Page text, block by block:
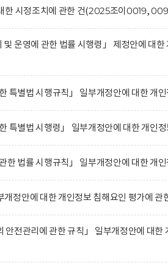
한 시정조치에 관한 건(2025조이0019,
운영에 관한 법률 시행령」 제정안에 대
특별법 시행규칙」 일부개정안에 대한 개
특별법 시행령」 일부개정안에 대한 개인
한 법률 시행규칙」 일부개정안에 대한 개
정안에 대한 개인정보 침해요인 평가에 관
안전관리에 관한 규칙」 일부개정안에 대한